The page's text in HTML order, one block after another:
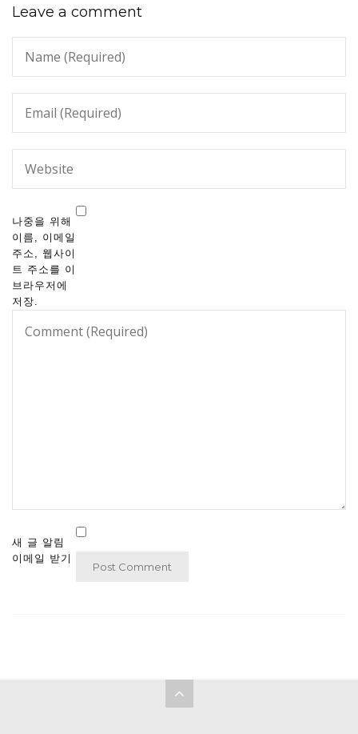
Leave a comment
나중을 위해
이름, 이메일
주소, 웹사이
트 주소를 이
브라우저에
저장.
새 글 알림
이메일 받기